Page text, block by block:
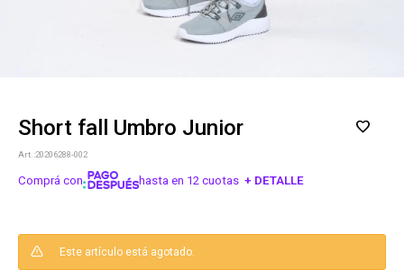
Short fall Umbro Junior
20206288-002
Comprá con hasta en 12 cuotas + DETALLE
Este artículo está agotado.